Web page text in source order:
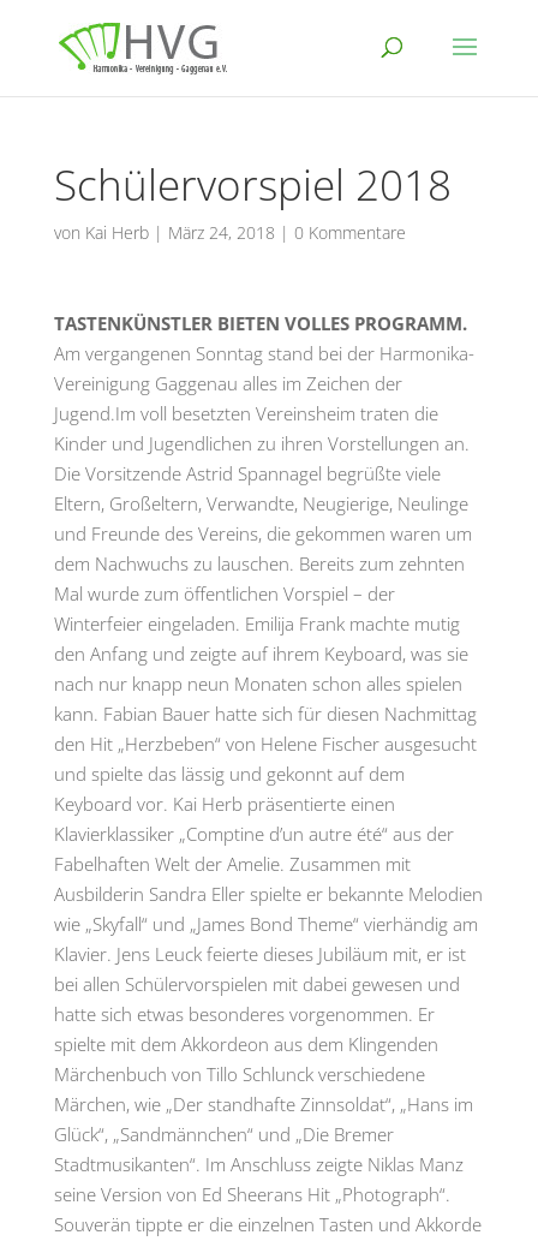
Schülervorspiel 2018
von Kai Herb| März 24, 2018 | 0 Kommentare
TASTENKÜNSTLER BIETEN VOLLES PROGRAMM.
Am vergangenen Sonntag stand bei der Harmonika-
Vereinigung Gaggenau alles im Zeichen der
Jugend.Im voll besetzten Vereinsheim traten die
Kinder und Jugendlichen zu ihren Vorstellungen an.
Die Vorsitzende Astrid Spannagel begrüßte viele
Eltern, Großeltern, Verwandte, Neugierige, Neulinge
und Freunde des Vereins, die gekommen waren um
dem Nachwuchs zu lauschen. Bereits zum zehnten
Mal wurde zum öffentlichen Vorspiel – der
Winterfeier eingeladen. Emilija Frank machte mutig
den Anfang und zeigte auf ihrem Keyboard, was sie
nach nur knapp neun Monaten schon alles spielen
kann. Fabian Bauer hatte sich für diesen Nachmittag
den Hit „Herzbeben“ von Helene Fischer ausgesucht
und spielte das lässig und gekonnt auf dem
Keyboard vor. Kai Herb präsentierte einen
Klavierklassiker „Comptine d’un autre été“ aus der
Fabelhaften Welt der Amelie. Zusammen mit
Ausbilderin Sandra Eller spielte er bekannte Melodien
wie „Skyfall“ und „James Bond Theme“ vierhändig am
Klavier. Jens Leuck feierte dieses Jubiläum mit, er ist
bei allen Schülervorspielen mit dabei gewesen und
hatte sich etwas besonderes vorgenommen. Er
spielte mit dem Akkordeon aus dem Klingenden
Märchenbuch von Tillo Schlunck verschiedene
Märchen, wie „Der standhafte Zinnsoldat“, „Hans im
Glück“, „Sandmännchen“ und „Die Bremer
Stadtmusikanten“. Im Anschluss zeigte Niklas Manz
seine Version von Ed Sheerans Hit „Photograph“.
Souverän tippte er die einzelnen Tasten und Akkorde